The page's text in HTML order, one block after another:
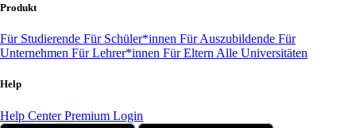
Produkt
Für Studierende Für Schüler*innen Für Auszubildende Für
Unternehmen Für Lehrer*innen Für Eltern Alle Universitäten
Help
Help CenterPremium Login